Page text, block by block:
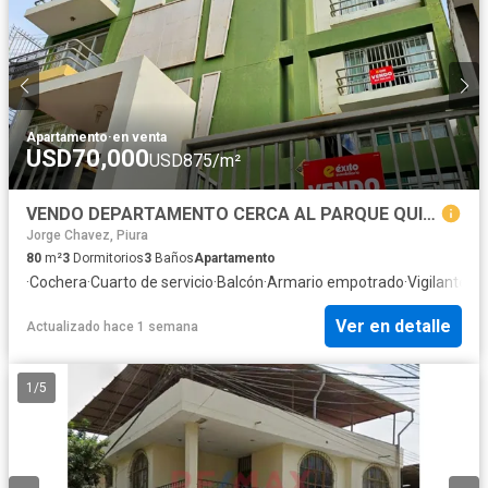
Apartamento·en venta
USD70,000USD875/m²
VENDO DEPARTAMENTO CERCA AL PARQUE QUIÑONES, CASTILLA
Jorge Chavez, Piura
80 m²3 Dormitorios3 BañosApartamento
·Cochera·Cuarto de servicio·Balcón·Armario empotrado·Vigilante
Actualizado hace 1 semana Ver en detalle
1 /5